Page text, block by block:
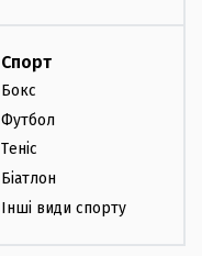
Спорт
Бокс
Футбол
Теніс
Біатлон
Інші види спорту